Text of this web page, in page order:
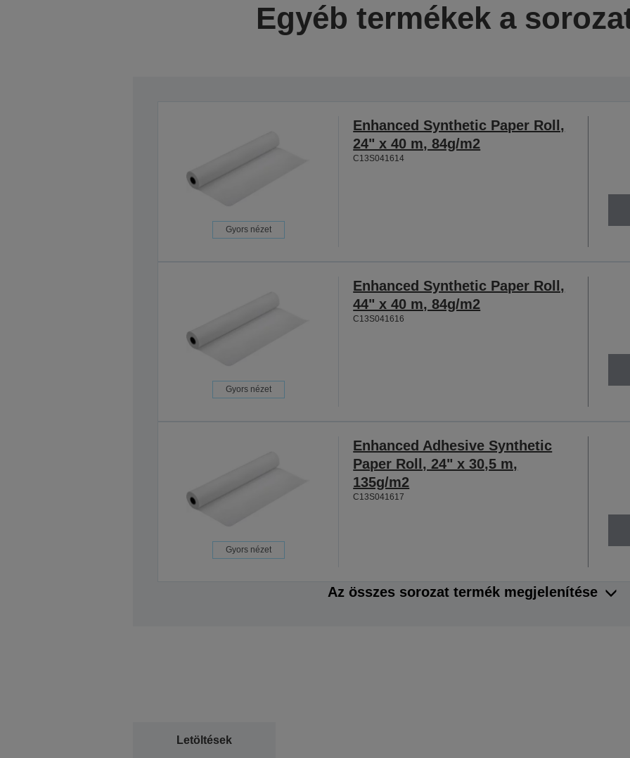
Egyéb termékek a
Gyors nézet
Enhanced Synthetic Paper Roll,
24" x 40 m, 84g/m2
C13S041614
Gyors nézet
Enhanced Synthetic Paper Roll,
44" x 40 m, 84g/m2
C13S041616
Gyors nézet
Enhanced Adhesive Synthetic
Paper Roll, 24" x 30,5 m,
135g/m2
C13S041617
Az összes sorozat termék megjelenítése
Letöltések